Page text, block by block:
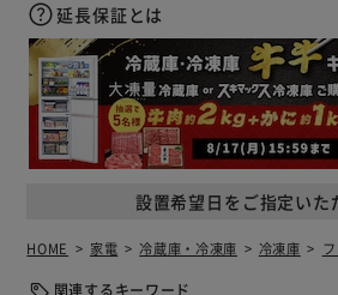
設置希望日をご指定いた
延長保証とは
HOME 家電 冷蔵庫・冷凍庫 冷凍庫
関連するキーワード